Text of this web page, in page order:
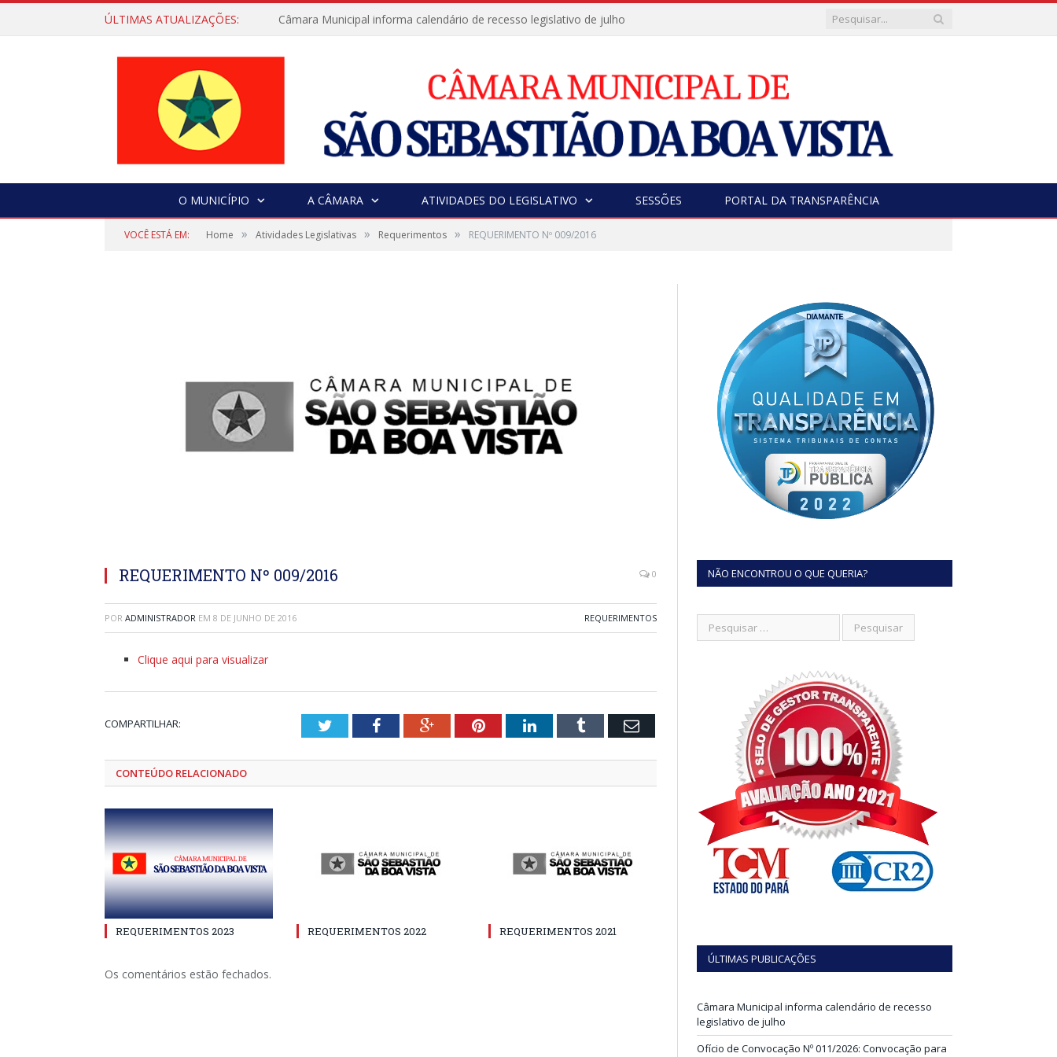
ÚLTIMAS ATUALIZAÇÕES: Câmara Municipal informa calendário de recesso legislativo de julho
O MUNICÍPIO A CÂMARA ATIVIDADES DO LEGISLATIVO SESSÕES PORTAL DA TRANSPARÊNCIA
VOCÊ ESTÁ EM: Home » Atividades Legislativas » Requerimentos » REQUERIMENTO Nº 009/2016
REQUERIMENTO Nº 009/2016 0
POR ADMINISTRADOR EM 8 DE JUNHO DE 2016 REQUERIMENTOS
Clique aqui para visualizar
COMPARTILHAR: TwitterFacebookGoogle+PinterestLinkedInTumblr Email
CONTEÚDO RELACIONADO
REQUERIMENTOS 2023 REQUERIMENTOS 2022 REQUERIMENTOS 2021
Os comentários estão fechados.
NÃO ENCONTROU O QUE QUERIA?
ÚLTIMAS PUBLICAÇÕES
Câmara Municipal informa calendário de recesso
legislativo de julho
Ofício de Convocação Nº 011/2026: Convocação para